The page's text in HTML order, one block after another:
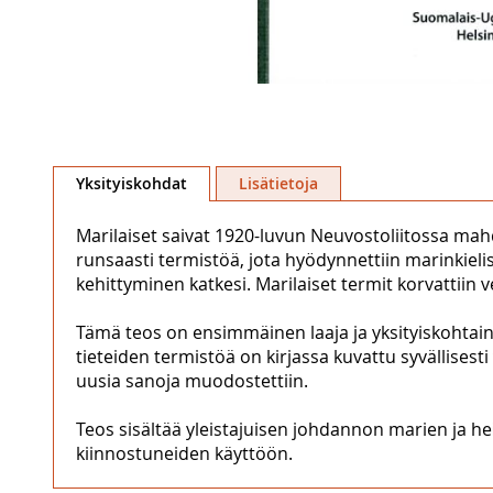
to
the
images
Yksityiskohdat
Marilaiset saivat 1920-luvun Neuvostoliitossa
runsaasti termistöä, jota hyödynnettiin
kehittyminen katkesi. Marilaiset termit korvattiin
Tämä teos on ensimmäinen laaja ja
tieteiden termistöä on kirjassa kuvattu
uusia sanoja muodostettiin.
Teos sisältää yleistajuisen johdannon marien ja
kiinnostuneiden käyttöön.
Lisätietoja